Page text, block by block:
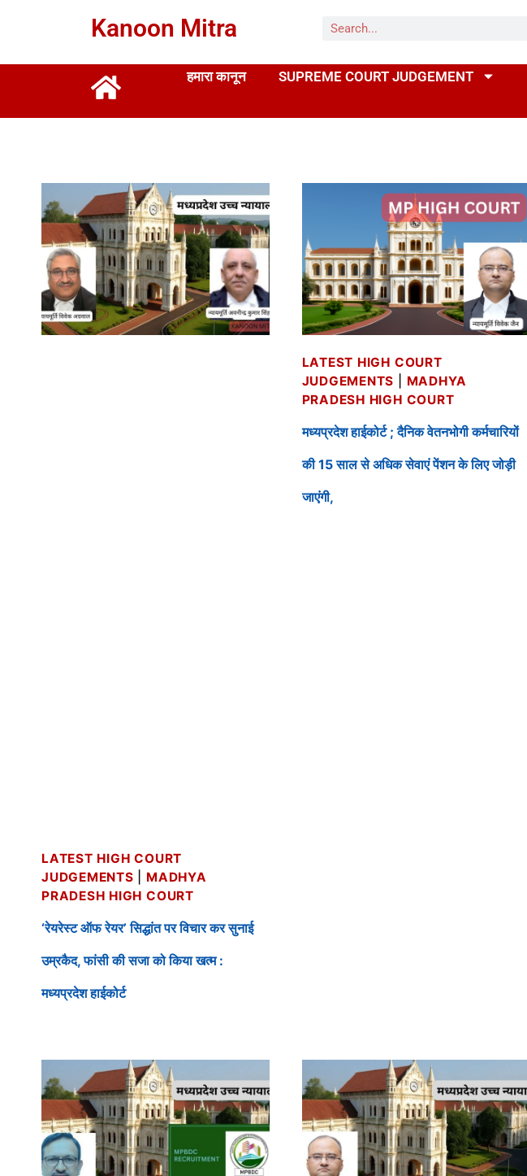
Kanoon Mitra
हमारा कानून SUPREME COURT JUDGEMENT
LATEST HIGH COURT
JUDGEMENTS
MADHYA
PRADESH HIGH COURT
‘रेयरेस्ट ऑफ रेयर’ सिद्धांत पर विचार कर सुनाई
उम्रकैद, फांसी की सजा को किया खत्म :
मध्यप्रदेश हाईकोर्ट
LATEST HIGH COURT
JUDGEMENTS
MADHYA
PRADESH HIGH COURT
मध्यप्रदेश हाईकोर्ट ; दैनिक वेतनभोगी कर्मचारियों
की 15 साल से अधिक सेवाएं पेंशन के लिए जोड़ी
जाएंगी,